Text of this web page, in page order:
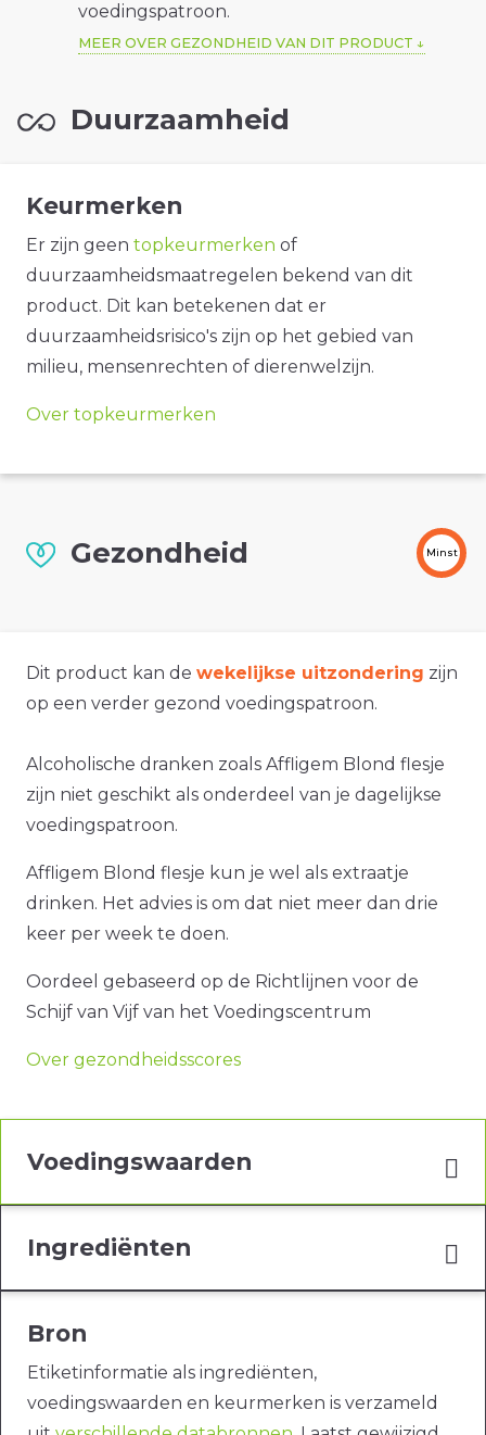
voedingspatroon.
MEER OVER GEZONDHEID VAN DIT PRODUCT
Duurzaamheid
Keurmerken
Er zijn geen topkeurmerken of
duurzaamheidsmaatregelen bekend van dit
product. Dit kan betekenen dat er
duurzaamheidsrisico's zijn op het gebied van
milieu, mensenrechten of dierenwelzijn.
Over topkeurmerken
Gezondheid Minst
Dit product kan de wekelijkse uitzondering zijn
op een verder gezond voedingspatroon.
Alcoholische dranken zoals Affligem Blond flesje
zijn niet geschikt als onderdeel van je dagelijkse
voedingspatroon.
Affligem Blond flesje kun je wel als extraatje
drinken. Het advies is om dat niet meer dan drie
keer per week te doen.
Oordeel gebaseerd op de Richtlijnen voor de
Schijf van Vijf van het Voedingscentrum
Over gezondheidsscores
Voedingswaarden
Ingrediënten
Bron
Etiketinformatie als ingrediënten,
voedingswaarden en keurmerken is verzameld